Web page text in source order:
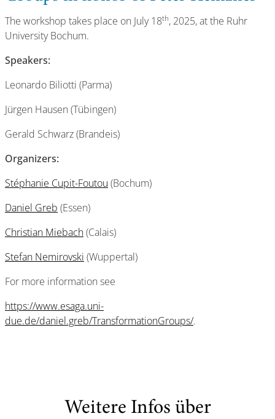
The workshop takes place on July 18th, 2025, at the Ruhr
University Bochum.
Speakers:
Leonardo Biliotti (Parma)
Jürgen Hausen (Tübingen)
Gerald Schwarz (Brandeis)
Organizers:
Stéphanie Cupit-Foutou (Bochum)
Daniel Greb (Essen)
Christian Miebach(Calais)
Stefan Nemirovski (Wuppertal)
For more information see
https://www.esaga.uni-
due.de/daniel.greb/TransformationGroups/.
Weitere Infos über